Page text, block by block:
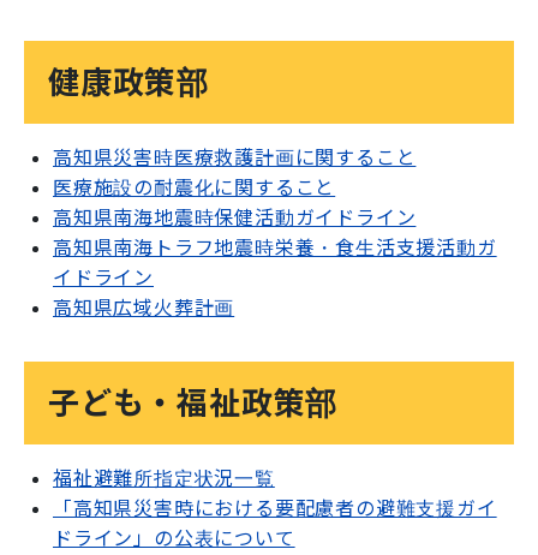
健康政策部
高知県災害時医療救護計画に関すること
医療施設の耐震化に関すること
高知県南海地震時保健活動ガイドライン
高知県南海トラフ地震時栄養・食生活支援活動ガ
イドライン
高知県広域火葬計画
子ども・福祉政策部
福祉避難所指定状況一覧
「高知県災害時における要配慮者の避難支援ガイ
ドライン」の公表について